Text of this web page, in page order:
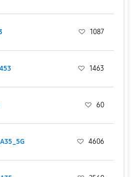
1087
1463
60
4606